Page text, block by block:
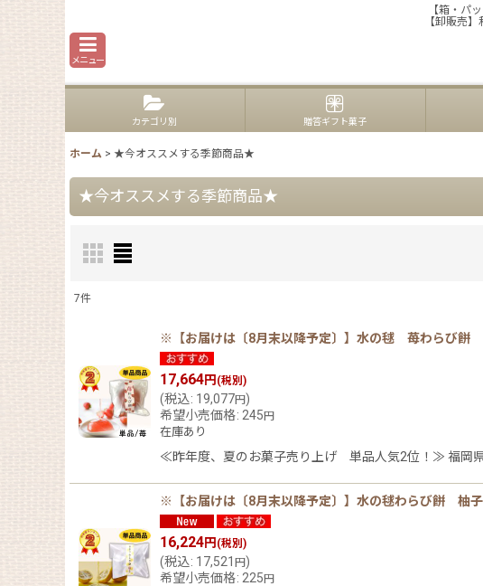
【箱・パ
【卸販売
メニュー
カテゴリ別 贈答ギフト菓子
ホーム > ★今オススメする季節商品★
★今オススメする季節商品★
在庫あり
並び順:
7件
※【お届けは〔8月末以降予定〕】水の毬 苺わらび
17,664円 (税別)
(税込: 19,077円)
希望小売価格: 245円
在庫あり
≪昨年度、夏のお菓子売り上げ 単品人気2位！≫ 福岡県
※【お届けは〔8月末以降予定〕】水の毬わらび餅 柚
16,224円(税別)
(税込: 17,521 円)
希望小売価格: 225円